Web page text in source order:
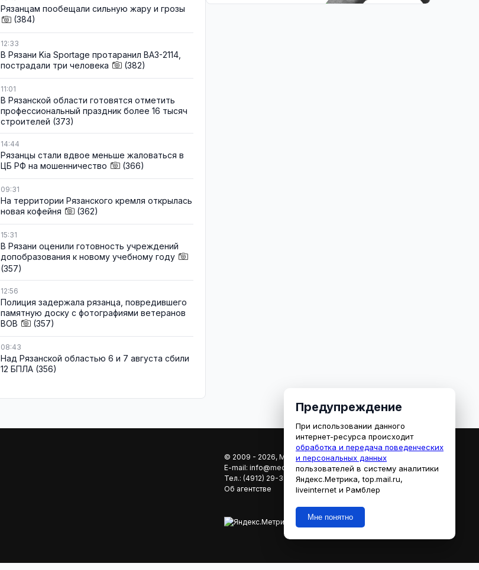
Рязанцам пообещали сильную жару и грозы
(384)
12:33
В Рязани Kia Sportage протаранил ВАЗ-2114,
пострадали три человека
(382)
11:01
В Рязанской области готовятся отметить
профессиональный праздник более 16 тысяч
строителей (373)
14:44
Рязанцы стали вдвое меньше жаловаться в
ЦБ РФ на мошенничество
(366)
09:31
На территории Рязанского кремля открылась
новая кофейня
(362)
15:31
В Рязани оценили готовность учреждений
допобразования к новому учебному году
(357)
12:56
Полиция задержала рязанца, повредившего
памятную доску с фотографиями ветеранов
ВОВ
(357)
08:43
Над Рязанской областью 6 и 7 августа сбили
12 БПЛА (356)
© 2009 - 2026, МЕДИАРЯЗАНЬ
E-mail: info@mediaryazan.ru,reklama@mediaryazan.ru
Тел.: (4912) 29-33-66
Об агентстве
Предупреждение
При использовании данного
интернет-ресурса происходит
обработка и передача поведенческих
и персональных данных
пользователей в систему аналитики
Яндекс.Метрика, top.mail.ru,
liveinternet и Рамблер
Мне понятно